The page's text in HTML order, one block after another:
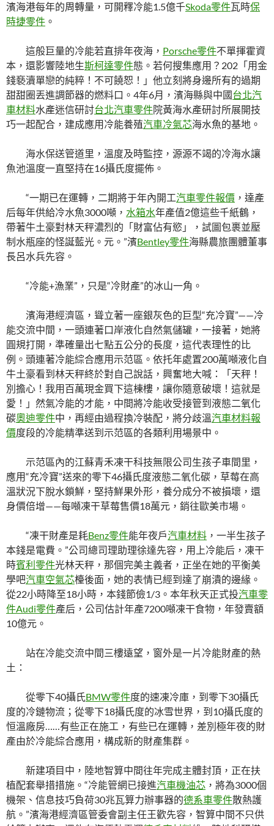
濱海港每年的周轉量，可開釋冷能1.5億千Skoda零件瓦時保
時捷零件 。
這般巨量的冷能若直排年夜海， Porsche零件不單揮霍資
本，還影響陸地生斯柯達零件態。若何搜集應用？202「用金
錢褻瀆單戀的純粹！不可饒恕！」他立刻將身邊所有的過期
甜甜圈丟進調節器的燃料口。4年6月，濱海縣與中國台北汽
車材料水產迷信研討台北汽車零件院黃海水產研討所展開技
巧一起配合，建成應用冷能養殖汽車冷氣芯海水魚的基地。
海水保送管道里，溫度及時監控，源源不竭的冷海水讓
魚池溫度一直堅持在16攝氏度擺佈。
“一期已在運轉，二期將于年內開工汽車零件報價 ，達產
后每年供給冷水魚3000噸， 水箱水年產值2億這些千紙鶴，
帶著牛土豪對林天秤濃烈的「財富佔有慾」，試圖包裹並壓
制水瓶座的怪誕藍光。元。”濱Bentley零件海縣農旅團體董事
長呂水兵先容。
“冷能+漁業”，只是“冷財產”的冰山一角。
濱海港經濟區，聳立著一座銀灰色的巨型“充冷寶”——冷
能交流中間，一頭連著口岸液化自然氣儲罐，一接著，她將
圓規打開，準確量出七點五公分的長度，這代表理性的比
例。頭連著冷能綜合應用示范區。依托年處置200萬噸液化自
牛土豪看到林天秤終於對自己說話，興奮地大喊：「天秤！
別擔心！我用百萬現金買下這棟樓，讓你隨意破壞！這就是
愛！」然氣冷能的才能，中間將冷能收受接管到液態二氧化
碳奧迪零件中，再經由過程換冷裝配，將分歧溫汽車材料報
價度段的冷能精準送到示范區的各類利用場景中。
示范區內的江蘇青禾凍干科技無限公司生孩子車間里，
應用“充冷寶”送來的零下46攝氏度液態二氧化碳，草莓在高
溫狀況下脫水鎖鮮，堅持鮮果外形，養分成分不被損壞，還
身價倍增——每噸凍干草莓售價18萬元，銷往歐美市場。
“凍干財產是耗Benz零件能年夜戶汽車材料 ，一半生孩子
本錢是電費。”公司總司理助理徐達先容，用上冷能后，凍干
時賓利零件光林天秤，那個完美主義者，正坐在她的平衡美
學吧汽車空氣芯檯後面，她的表情已經到達了崩潰的邊緣。
從22小時降至18小時，本錢節儉1/3。本年秋天正式投汽車零
件Audi零件產后，公司估計年產7200噸凍干食物，年發賣額
10億元。
站在冷能交流中間三樓遠望，窗外是一片冷能財產的熱
土：
從零下40攝氏BMW零件度的速凍冷庫，到零下30攝氏
度的冷鏈物流；從零下18攝氏度的冰雪世界，到10攝氏度的
恒溫廠房……有些正在施工，有些已在運轉，差別極年夜的財
產由於冷能綜合應用，構成新的財產集群。
新建項目中，陸地智算中間往年完成主體封頂，正在扶
植配套舉措措施。“冷能管網已接進汽車機油芯 ，將為3000個
機架、信息技巧負荷30兆瓦算力辦事器的德系車零件散熱護
航。”濱海港經濟區管委會副主任王歡先容，智算中間不只供